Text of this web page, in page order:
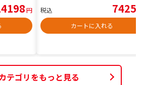
円
税込 7425
カートに入れる
テゴリをもっと見る